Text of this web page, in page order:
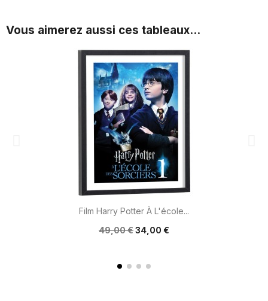
Vous aimerez aussi ces tableaux...
Film Harry Potter À L'école...
49,00 €34,00 €